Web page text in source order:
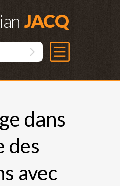
dans
des
avec